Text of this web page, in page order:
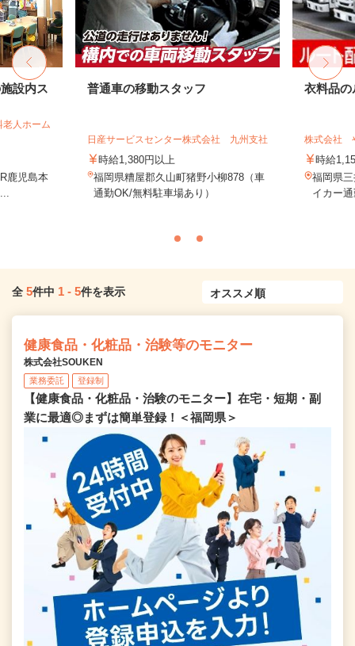
設内ス
人ホーム
鹿児島本
普通車の移動スタッフ
日産サービスセンター株式会社 九州支社
時給1,380円以上
福岡県糟屋郡久山町猪野小柳878（車
通勤OK/無料駐車場あり）
衣料品の
株式会社
時給
福岡県
イカー
全 5件中 1 - 5件を表示
健康食品・化粧品・治験等のモニター
株式会社SOUKEN
業務委託 登録制
【健康食品・化粧品・治験のモニター】在宅・短期・副
業に最適◎まずは簡単登録！＜福岡県＞